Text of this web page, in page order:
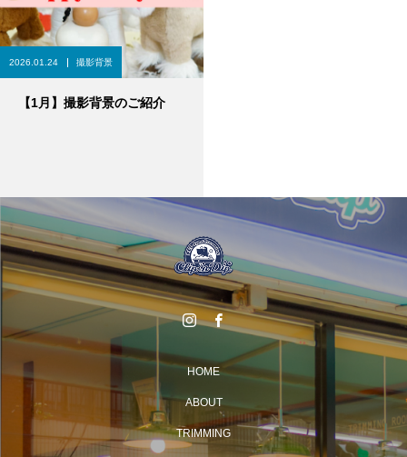
2026.01.24 撮影背景
【1月】撮影背景のご紹介
HOME
ABOUT
TRIMMING